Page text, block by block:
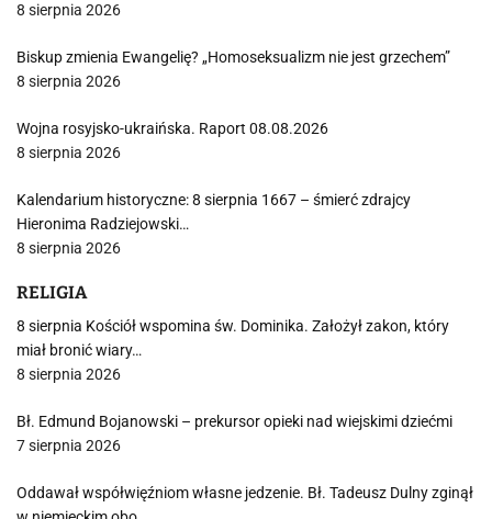
8 sierpnia 2026
Biskup zmienia Ewangelię? „Homoseksualizm nie jest grzechem”
8 sierpnia 2026
Wojna rosyjsko-ukraińska. Raport 08.08.2026
8 sierpnia 2026
Kalendarium historyczne: 8 sierpnia 1667 – śmierć zdrajcy
Hieronima Radziejowski…
8 sierpnia 2026
RELIGIA
8 sierpnia Kościół wspomina św. Dominika. Założył zakon, który
miał bronić wiary…
8 sierpnia 2026
Bł. Edmund Bojanowski – prekursor opieki nad wiejskimi dziećmi
7 sierpnia 2026
Oddawał współwięźniom własne jedzenie. Bł. Tadeusz Dulny zginął